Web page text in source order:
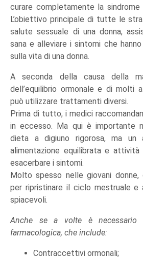
curare completamente la sindrome
L’obiettivo principale di tutte le
salute sessuale di una donna,
sana e alleviare i sintomi che
sulla vita di una donna.
A seconda della causa della
dell’equilibrio ormonale e di molti
può utilizzare trattamenti diversi.
Prima di tutto, i medici
in eccesso. Ma qui è importante
dieta a digiuno rigorosa, ma un
alimentazione equilibrata e
esacerbare i sintomi.
Molto spesso nelle giovani
per ripristinare il ciclo mestruale e
spiacevoli.
Anche se a volte è necessario
farmacologica, che include:
Contraccettivi ormonali;